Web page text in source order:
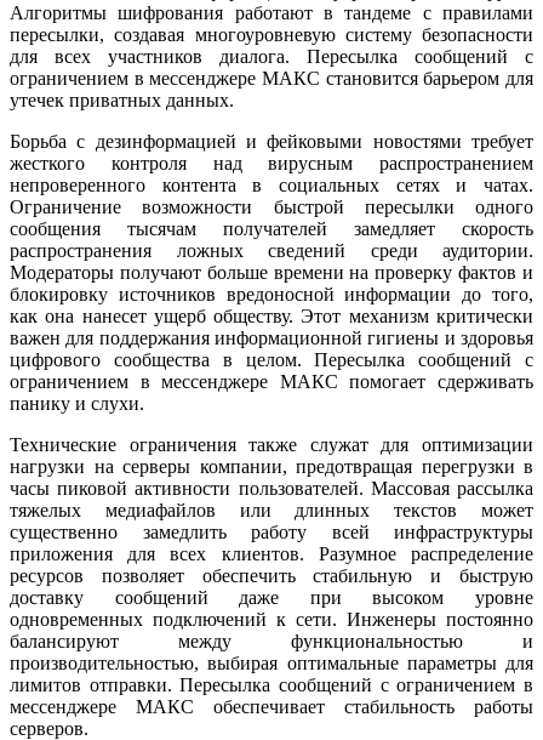
Алгоритмы шифрования работают в тандеме с правилами
пересылки, создавая многоуровневую систему безопасности
для всех участников диалога. Пересылка сообщений с
ограничением в мессенджере МАКС становится барьером для
утечек приватных данных.
Борьба с дезинформацией и фейковыми новостями требует
жесткого контроля над вирусным распространением
непроверенного контента в социальных сетях и чатах.
Ограничение возможности быстрой пересылки одного
сообщения тысячам получателей замедляет скорость
распространения ложных сведений среди аудитории.
Модераторы получают больше времени на проверку фактов и
блокировку источников вредоносной информации до того,
как она нанесет ущерб обществу. Этот механизм критически
важен для поддержания информационной гигиены и здоровья
цифрового сообщества в целом. Пересылка сообщений с
ограничением в мессенджере МАКС помогает сдерживать
панику и слухи.
Технические ограничения также служат для оптимизации
нагрузки на серверы компании, предотвращая перегрузки в
часы пиковой активности пользователей. Массовая рассылка
тяжелых медиафайлов или длинных текстов может
существенно замедлить работу всей инфраструктуры
приложения для всех клиентов. Разумное распределение
ресурсов позволяет обеспечить стабильную и быструю
доставку сообщений даже при высоком уровне
одновременных подключений к сети. Инженеры постоянно
балансируют между функциональностью и
производительностью, выбирая оптимальные параметры для
лимитов отправки. Пересылка сообщений с ограничением в
мессенджере МАКС обеспечивает стабильность работы
серверов.